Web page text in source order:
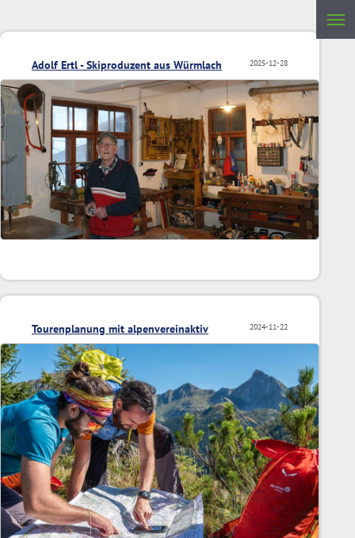
2025-12-28
Adolf Ertl - Skiproduzent aus Würmlach
2024-11-22
Tourenplanung mit alpenvereinaktiv